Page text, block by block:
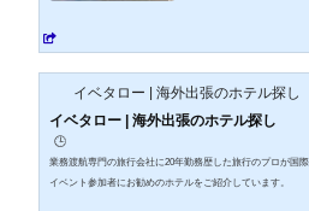
そもラウンジを使える機会
イベタロー | 海外出張のホテル探し
イベタロー | 海外出張のホテル探し
🕒️
業務渡航専門の旅行会社に20年勤務歴した旅行のプロが国
イベント参加者にお勧めのホテルをご紹介しています。